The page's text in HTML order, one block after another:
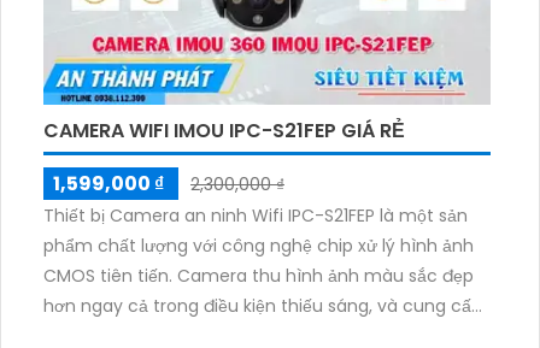
kiệm năng lượng và dung lượng lưu trữ đến 50%.
CAMERA WIFI IMOU IPC-S21FEP GIÁ RẺ
1,599,000 ₫
2,300,000 ₫
Thiết bị Camera an ninh Wifi IPC-S21FEP là một sản
phẩm chất lượng với công nghệ chip xử lý hình ảnh
CMOS tiên tiến. Camera thu hình ảnh màu sắc đẹp
hơn ngay cả trong điều kiện thiếu sáng, và cung cấp